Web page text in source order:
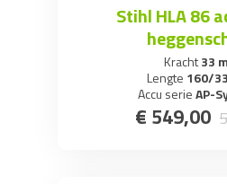
Stihl HLA 86
Kracht33
Lengte 160/
Accu serieAP-
€ 549,00